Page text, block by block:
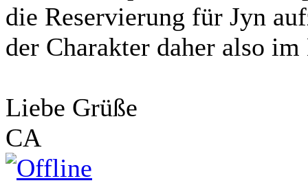
toten Imperators. Mit
gegen das marode Reich,
Schachzüge sichert sich
Abspalter.
die Reservierung für Jyn
der Charakter daher also
Liebe Grüße
CA